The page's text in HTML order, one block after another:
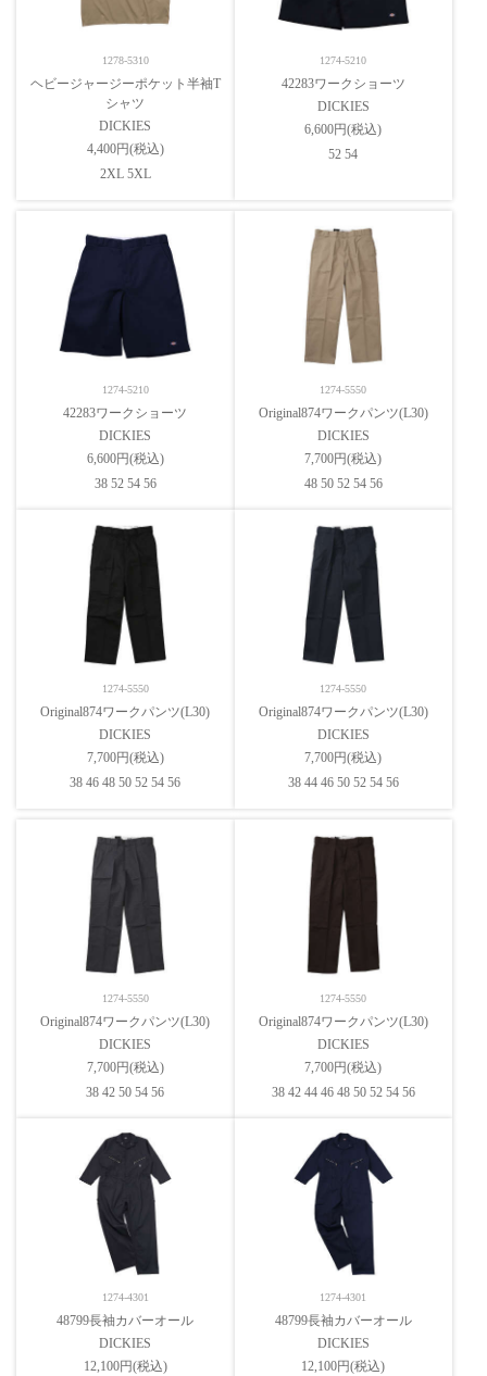
1278-5310
ヘビージャージーポケット半袖T
シャツ
DICKIES
4,400円(税込)
2XL 5XL
1274-5210
42283ワークショーツ
DICKIES
6,600円(税込)
52 54
1274-5210
42283ワークショーツ
DICKIES
6,600円(税込)
38 52 54 56
1274-5550
Original874ワークパンツ(L30)
DICKIES
7,700円(税込)
48 50 52 54 56
1274-5550
Original874ワークパンツ(L30)
DICKIES
7,700円(税込)
38 46 48 50 52 54 56
1274-5550
Original874ワークパンツ(L30)
DICKIES
7,700円(税込)
38 44 46 50 52 54 56
1274-5550
Original874ワークパンツ(L30)
DICKIES
7,700円(税込)
38 42 50 54 56
1274-5550
Original874ワークパンツ(L30)
DICKIES
7,700円(税込)
38 42 44 46 48 50 52 54 56
1274-4301
48799長袖カバーオール
DICKIES
12,100円(税込)
1274-4301
48799長袖カバーオール
DICKIES
12,100円(税込)